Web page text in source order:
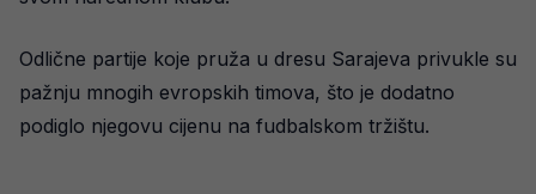
Odlične partije koje pruža u dresu Sarajeva privukle su
pažnju mnogih evropskih timova, što je dodatno
podiglo njegovu cijenu na fudbalskom tržištu.